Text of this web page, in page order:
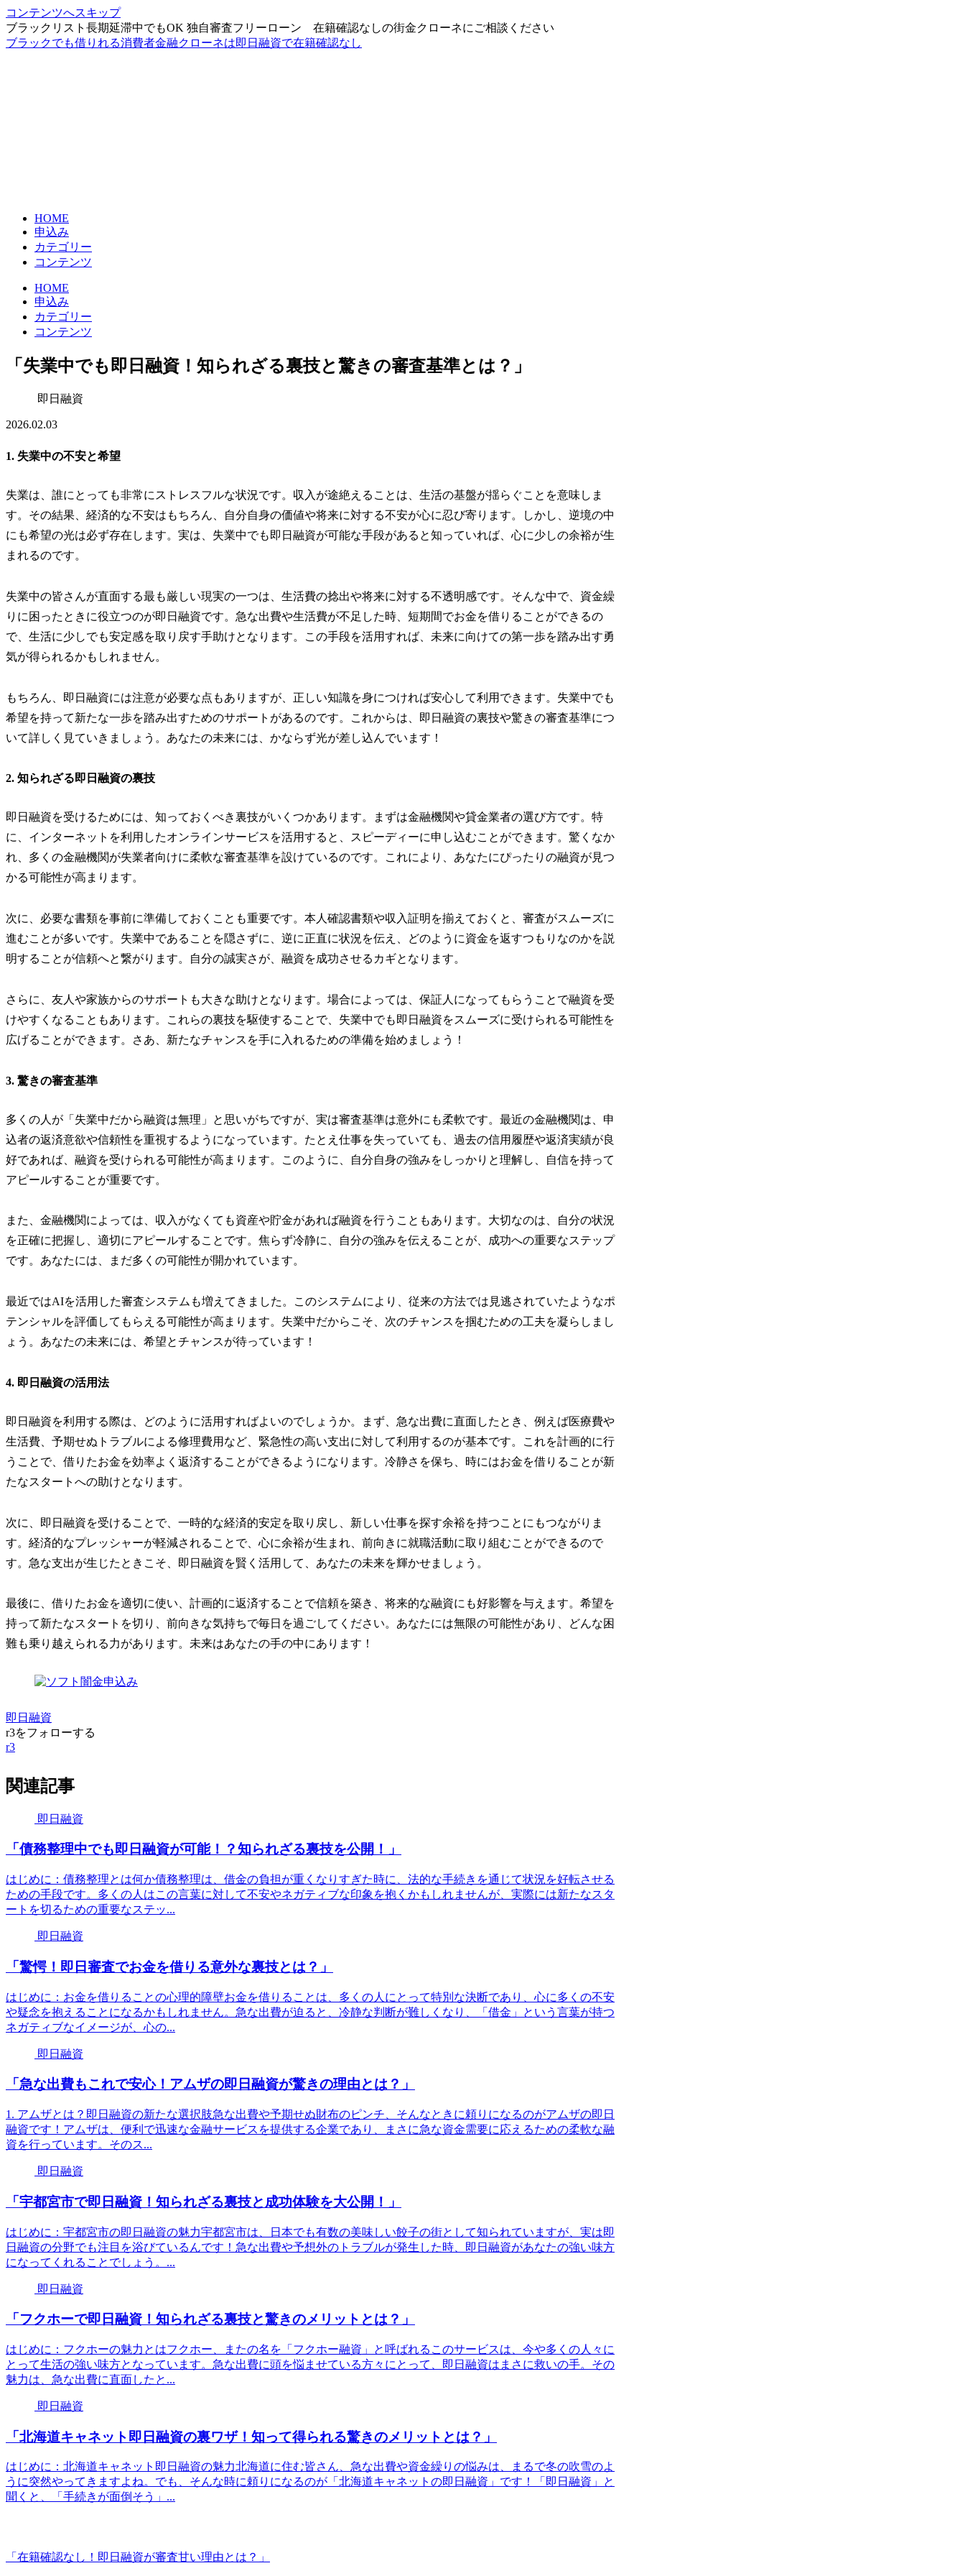
コンテンツへスキップ
ブラックリスト長期延滞中でもOK 独自審査フリーローン 在籍確認なしの街金クローネにご相談ください
ブラックでも借りれる消費者金融クローネは即日融資で在籍確認なし
HOME
申込み
カテゴリー
コンテンツ
HOME
申込み
カテゴリー
コンテンツ
「失業中でも即日融資！知られざる裏技と驚きの審査基準とは？」
即日融資
2026.02.03
1. 失業中の不安と希望
失業は、誰にとっても非常にストレスフルな状況です。収入が途絶えることは、生活の基盤が揺らぐことを意味しま
す。その結果、経済的な不安はもちろん、自分自身の価値や将来に対する不安が心に忍び寄ります。しかし、逆境の中
にも希望の光は必ず存在します。実は、失業中でも即日融資が可能な手段があると知っていれば、心に少しの余裕が生
まれるのです。
失業中の皆さんが直面する最も厳しい現実の一つは、生活費の捻出や将来に対する不透明感です。そんな中で、資金繰
りに困ったときに役立つのが即日融資です。急な出費や生活費が不足した時、短期間でお金を借りることができるの
で、生活に少しでも安定感を取り戻す手助けとなります。この手段を活用すれば、未来に向けての第一歩を踏み出す勇
気が得られるかもしれません。
もちろん、即日融資には注意が必要な点もありますが、正しい知識を身につければ安心して利用できます。失業中でも
希望を持って新たな一歩を踏み出すためのサポートがあるのです。これからは、即日融資の裏技や驚きの審査基準につ
いて詳しく見ていきましょう。あなたの未来には、かならず光が差し込んでいます！
2. 知られざる即日融資の裏技
即日融資を受けるためには、知っておくべき裏技がいくつかあります。まずは金融機関や貸金業者の選び方です。特
に、インターネットを利用したオンラインサービスを活用すると、スピーディーに申し込むことができます。驚くなか
れ、多くの金融機関が失業者向けに柔軟な審査基準を設けているのです。これにより、あなたにぴったりの融資が見つ
かる可能性が高まります。
次に、必要な書類を事前に準備しておくことも重要です。本人確認書類や収入証明を揃えておくと、審査がスムーズに
進むことが多いです。失業中であることを隠さずに、逆に正直に状況を伝え、どのように資金を返すつもりなのかを説
明することが信頼へと繋がります。自分の誠実さが、融資を成功させるカギとなります。
さらに、友人や家族からのサポートも大きな助けとなります。場合によっては、保証人になってもらうことで融資を受
けやすくなることもあります。これらの裏技を駆使することで、失業中でも即日融資をスムーズに受けられる可能性を
広げることができます。さあ、新たなチャンスを手に入れるための準備を始めましょう！
3. 驚きの審査基準
多くの人が「失業中だから融資は無理」と思いがちですが、実は審査基準は意外にも柔軟です。最近の金融機関は、申
込者の返済意欲や信頼性を重視するようになっています。たとえ仕事を失っていても、過去の信用履歴や返済実績が良
好であれば、融資を受けられる可能性が高まります。このように、自分自身の強みをしっかりと理解し、自信を持って
アピールすることが重要です。
また、金融機関によっては、収入がなくても資産や貯金があれば融資を行うこともあります。大切なのは、自分の状況
を正確に把握し、適切にアピールすることです。焦らず冷静に、自分の強みを伝えることが、成功への重要なステップ
です。あなたには、まだ多くの可能性が開かれています。
最近ではAIを活用した審査システムも増えてきました。このシステムにより、従来の方法では見逃されていたようなポ
テンシャルを評価してもらえる可能性が高まります。失業中だからこそ、次のチャンスを掴むための工夫を凝らしまし
ょう。あなたの未来には、希望とチャンスが待っています！
4. 即日融資の活用法
即日融資を利用する際は、どのように活用すればよいのでしょうか。まず、急な出費に直面したとき、例えば医療費や
生活費、予期せぬトラブルによる修理費用など、緊急性の高い支出に対して利用するのが基本です。これを計画的に行
うことで、借りたお金を効率よく返済することができるようになります。冷静さを保ち、時にはお金を借りることが新
たなスタートへの助けとなります。
次に、即日融資を受けることで、一時的な経済的安定を取り戻し、新しい仕事を探す余裕を持つことにもつながりま
す。経済的なプレッシャーが軽減されることで、心に余裕が生まれ、前向きに就職活動に取り組むことができるので
す。急な支出が生じたときこそ、即日融資を賢く活用して、あなたの未来を輝かせましょう。
最後に、借りたお金を適切に使い、計画的に返済することで信頼を築き、将来的な融資にも好影響を与えます。希望を
持って新たなスタートを切り、前向きな気持ちで毎日を過ごしてください。あなたには無限の可能性があり、どんな困
難も乗り越えられる力があります。未来はあなたの手の中にあります！
即日融資
r3をフォローする
r3
関連記事
即日融資
「債務整理中でも即日融資が可能！？知られざる裏技を公開！」
はじめに：債務整理とは何か債務整理は、借金の負担が重くなりすぎた時に、法的な手続きを通じて状況を好転させる
ための手段です。多くの人はこの言葉に対して不安やネガティブな印象を抱くかもしれませんが、実際には新たなスタ
ートを切るための重要なステッ...
即日融資
「驚愕！即日審査でお金を借りる意外な裏技とは？」
はじめに：お金を借りることの心理的障壁お金を借りることは、多くの人にとって特別な決断であり、心に多くの不安
や疑念を抱えることになるかもしれません。急な出費が迫ると、冷静な判断が難しくなり、「借金」という言葉が持つ
ネガティブなイメージが、心の...
即日融資
「急な出費もこれで安心！アムザの即日融資が驚きの理由とは？」
1. アムザとは？即日融資の新たな選択肢急な出費や予期せぬ財布のピンチ、そんなときに頼りになるのがアムザの即日
融資です！アムザは、便利で迅速な金融サービスを提供する企業であり、まさに急な資金需要に応えるための柔軟な融
資を行っています。そのス...
即日融資
「宇都宮市で即日融資！知られざる裏技と成功体験を大公開！」
はじめに：宇都宮市の即日融資の魅力宇都宮市は、日本でも有数の美味しい餃子の街として知られていますが、実は即
日融資の分野でも注目を浴びているんです！急な出費や予想外のトラブルが発生した時、即日融資があなたの強い味方
になってくれることでしょう。...
即日融資
「フクホーで即日融資！知られざる裏技と驚きのメリットとは？」
はじめに：フクホーの魅力とはフクホー、またの名を「フクホー融資」と呼ばれるこのサービスは、今や多くの人々に
とって生活の強い味方となっています。急な出費に頭を悩ませている方々にとって、即日融資はまさに救いの手。その
魅力は、急な出費に直面したと...
即日融資
「北海道キャネット即日融資の裏ワザ！知って得られる驚きのメリットとは？」
はじめに：北海道キャネット即日融資の魅力北海道に住む皆さん、急な出費や資金繰りの悩みは、まるで冬の吹雪のよ
うに突然やってきますよね。でも、そんな時に頼りになるのが「北海道キャネットの即日融資」です！「即日融資」と
聞くと、「手続きが面倒そう」...
「在籍確認なし！即日融資が審査甘い理由とは？」